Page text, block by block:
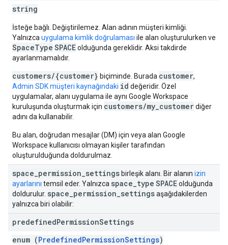
string
İsteğe bağlı. Değiştirilemez. Alan adının müşteri kimliği.
Yalnızca uygulama kimlik doğrulaması ile alan oluşturulurken ve
SpaceType SPACEolduğunda gereklidir. Aksi takdirde
ayarlanmamalıdır.
customers/{customer} biçiminde. Burada customer,
Admin SDK müşteri kaynağındaki id değeridir. Özel
uygulamalar, alanı uygulama ile aynı Google Workspace
kuruluşunda oluşturmak için customers/my_customerdiğer
adını da kullanabilir.
Bu alan, doğrudan mesajlar (DM) için veya alan Google
Workspace kullanıcısı olmayan kişiler tarafından
oluşturulduğunda doldurulmaz.
space permission settings birleşik alanı. Bir alanın izin
ayarlarını temsil eder. Yalnızca space type SPACEolduğunda
doldurulur. space permission settingsaşağıdakilerden
yalnızca biri olabilir:
predefinedPermissionSettings
enum (PredefinedPermissionSettings)